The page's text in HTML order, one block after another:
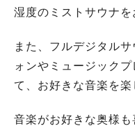
湿度のミストサウナを
また、フルデジタル
ォンやミュージック
て、お好きな音楽を楽
音楽がお好きな奥様も